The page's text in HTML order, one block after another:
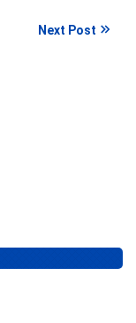
Next Post